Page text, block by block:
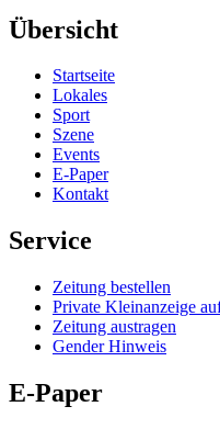
Übersicht
Startseite
Lokales
Sport
Szene
Events
E-Paper
Kontakt
Service
Zeitung bestellen
Private Kleinanzeige
Zeitung austragen
Gender Hinweis
E-Paper